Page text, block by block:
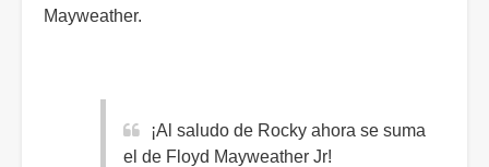
Mayweather.
¡Al saludo de Rocky ahora se suma
el de Floyd Mayweather Jr!